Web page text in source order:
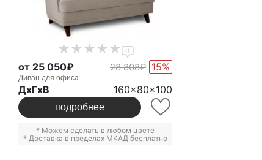
0
от 25 050₽ 28 808₽ 15%
Диван для офиса
ДxГxВ 160x80x100
подробнее
* Можем сделать в любом цвете
* Доставка в пределах МКАД бесплатно